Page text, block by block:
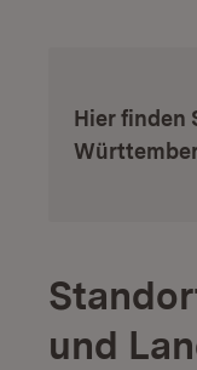
Hier finden
und